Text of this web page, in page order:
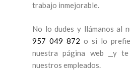
trabajo inmejorable.
No lo dudes y llámanos al
957 049 872 o si lo
nuestra página web
y te
nuestros empleados.